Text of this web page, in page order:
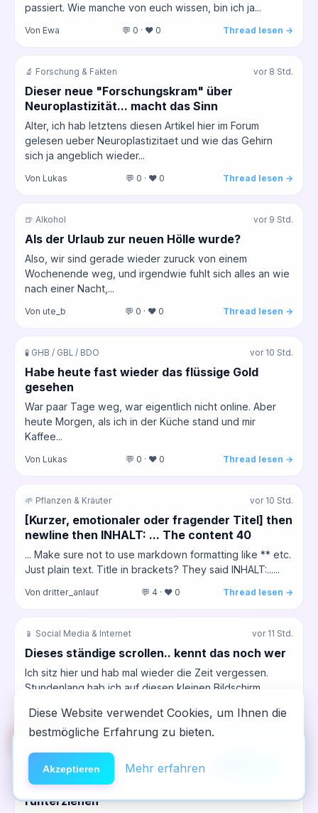
passiert. Wie manche von euch wissen, bin ich ja...
Von Ewa 💬 0 · ❤️ 0 Thread lesen →
🔬 Forschung & Fakten vor 8 Std.
Dieser neue "Forschungskram" über
Neuroplastizität... macht das Sinn
Alter, ich hab letztens diesen Artikel hier im Forum
gelesen ueber Neuroplastizitaet und wie das Gehirn
sich ja angeblich wieder...
Von Lukas 💬 0 · ❤️ 0 Thread lesen →
🍺 Alkohol vor 9 Std.
Als der Urlaub zur neuen Hölle wurde?
Also, wir sind gerade wieder zuruck von einem
Wochenende weg, und irgendwie fuhlt sich alles an wie
nach einer Nacht,...
Von ute_b 💬 0 · ❤️ 0 Thread lesen →
🧪 GHB / GBL / BDO vor 10 Std.
Habe heute fast wieder das flüssige Gold
gesehen
War paar Tage weg, war eigentlich nicht online. Aber
heute Morgen, als ich in der Küche stand und mir
Kaffee...
Von Lukas 💬 0 · ❤️ 0 Thread lesen →
🌱 Pflanzen & Kräuter vor 10 Std.
[Kurzer, emotionaler oder fragender Titel] then
newline then INHALT: ... The content 40
... Make sure not to use markdown formatting like ** etc.
Just plain text. Title in brackets? They said INHALT:......
Von dritter_anlauf 💬 4 · ❤️ 0 Thread lesen →
📱 Social Media & Internet vor 11 Std.
Dieses ständige scrollen.. kennt das noch wer
Ich sitz hier und hab mal wieder die Zeit vergessen.
Stundenlang hab ich auf diesen kleinen Bildschirm
📱 Digitale Sucht
Wenn die Reels dich nachts wieder
runterziehen
🆘Hilfe
NeelixberliN auf dem Homescreen —
wie eine echte App.
Diese Website verwendet Cookies, um Ihnen die
bestmögliche Erfahrung zu bieten.
Akzeptieren Mehr erfahren